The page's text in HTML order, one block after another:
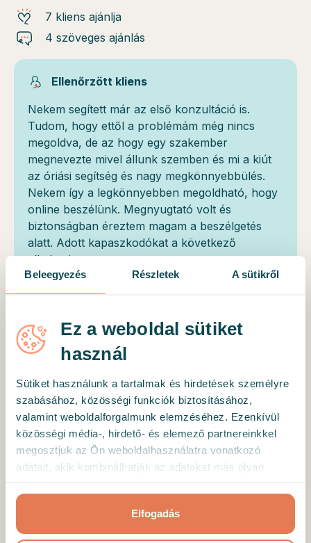
Beleegyezés Részletek A sütikről
Ez a weboldal sütiket
használ
Sütiket használunk a tartalmak és hirdetések személyre
szabásához, közösségi funkciók biztosításához,
valamint weboldalforgalmunk elemzéséhez. Ezenkívül
közösségi média-, hirdető- és elemező partnereinkkel
megosztjuk az Ön weboldalhasználatra vonatkozó
adatait, akik kombinálhatják az adatokat más olyan
Ön által használt más szolgáltatásokból gyűjtöttek.
Elfogadás
7 kliens ajánlja
4 szöveges ajánlás
Ellenőrzött kliens
Nekem segített már az első konzultáció is.
Tudom, hogy ettől a problémám még nincs
megoldva, de az hogy egy szakember
megnevezte mivel állunk szemben és mi a kiút
az óriási segítség és nagy megkönnyebbülés.
Nekem így a legkönnyebben megoldható, hogy
online beszélünk. Megnyugtató volt és
biztonságban éreztem magam a beszélgetés
alatt. Adott kapaszkodókat a következő
alkalomig.
Nagyon kedves, és aranyos személyiség.
Teljesen felszabadultam az első alkalom után.
Ellenőrzött kliens
Nagyon jól éreztem magam. A szakember olyan
légkört teremtett, amely segített, megnyílni és
szakmai véleményével. Olyan szakember, aki
amellett, hogy profi és tapasztalt, igazán